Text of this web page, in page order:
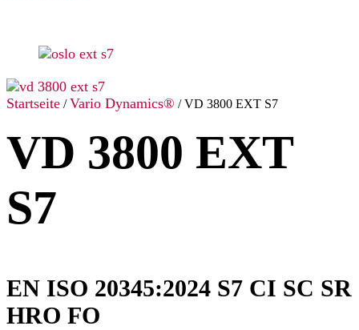
Startseite /Vario Dynamics® / VD 3800 EXT S7
VD 3800 EXT
S7
EN ISO 20345:2024 S7 CI SC SR
HRO FO